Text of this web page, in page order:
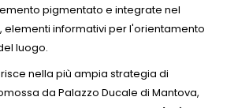
pigmentato e integrate nel
informativi per l'orientamento
luogo.
nella più ampia strategia di
da Palazzo Ducale di Mantova,